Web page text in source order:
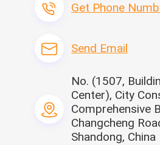
Get Phone
Send Email
No. (1507,
Center), City
Comprehensive
Changcheng
Shandong, China